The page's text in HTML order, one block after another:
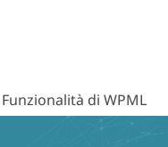
Funzionalità di WPML